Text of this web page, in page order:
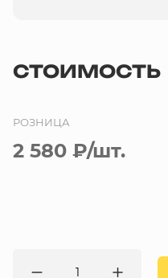
СТОИМОСТЬ
РОЗНИЦА
2 580 ₽/шт.